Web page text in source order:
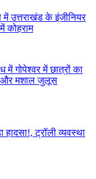
उत्तराखंड के इंजीनियर
कोहराम
में गोपेश्वर में छात्रों का
और मशाल जुलूस
हादसा!, ट्रॉली व्यवस्था